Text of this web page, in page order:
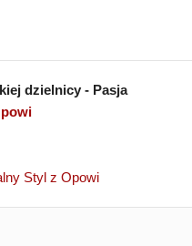
dzielnicy - Pasja
Styl z Opowi